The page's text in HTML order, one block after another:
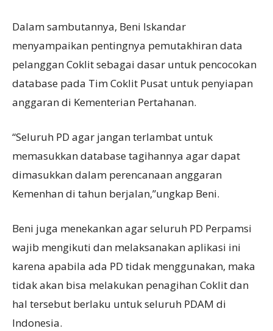
Dalam sambutannya, Beni Iskandar
menyampaikan pentingnya pemutakhiran data
pelanggan Coklit sebagai dasar untuk pencocokan
database pada Tim Coklit Pusat untuk penyiapan
anggaran di Kementerian Pertahanan.
“Seluruh PD agar jangan terlambat untuk
memasukkan database tagihannya agar dapat
dimasukkan dalam perencanaan anggaran
Kemenhan di tahun berjalan,”ungkap Beni.
Beni juga menekankan agar seluruh PD Perpamsi
wajib mengikuti dan melaksanakan aplikasi ini
karena apabila ada PD tidak menggunakan, maka
tidak akan bisa melakukan penagihan Coklit dan
hal tersebut berlaku untuk seluruh PDAM di
Indonesia.